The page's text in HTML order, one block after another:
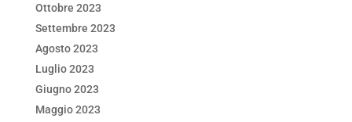
Ottobre 2023
Settembre 2023
Agosto 2023
Luglio 2023
Giugno 2023
Maggio 2023